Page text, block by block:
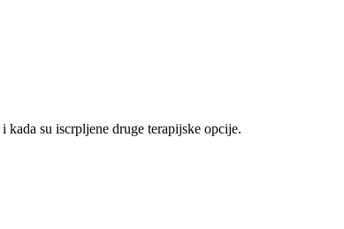
i kada su iscrpljene druge terapijske opcije.